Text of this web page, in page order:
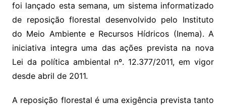
foi lançado esta semana, um sistema informatizado
de reposição florestal desenvolvido pelo Instituto
do Meio Ambiente e Recursos Hídricos (Inema). A
iniciativa integra uma das ações prevista na nova
Lei da política ambiental nº. 12.377/2011, em vigor
desde abril de 2011.
A reposição florestal é uma exigência prevista tanto